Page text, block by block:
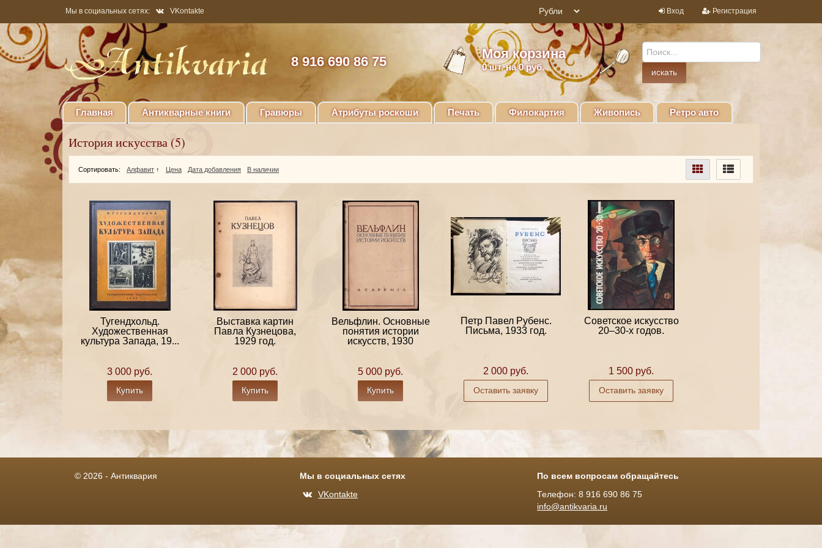
Мы в социальных сетях: VKontakte Вход Регистрация
8 916 690 86 75
Моя корзина
0шт. на 0 руб.
Главная Антикварные книги Гравюры Атрибуты роскоши Печать Филокартия Живопись Ретро авто
История искусства (5)
Сортировать: Алфавит ↑ Цена Дата добавления В наличии
Тугендхольд.
Художественная
культура Запада, 19...
3 000 руб.
Купить
Выставка картин
Павла Кузнецова,
1929 год.
2 000 руб.
Купить
Вельфлин. Основные
понятия истории
искусств, 1930
5 000 руб.
Купить
Петр Павел Рубенс.
Письма, 1933 год.
2 000 руб.
Оставить заявку
Советское искусство
20–30-х годов.
1 500 руб.
Оставить заявку
© 2026 - Антиквария
Мы в социальных сетях
VKontakte
По всем вопросам обращайтесь
Телефон: 8 916 690 86 75
info@antikvaria.ru